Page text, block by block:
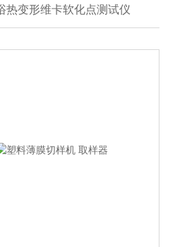
热变形维卡软化点测试仪